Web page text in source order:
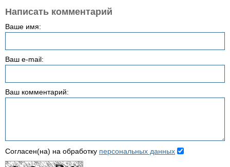
Написать комментарий
Ваше имя:
Ваш e-mail:
Ваш комментарий:
Согласен(на) на обработку персональных данных